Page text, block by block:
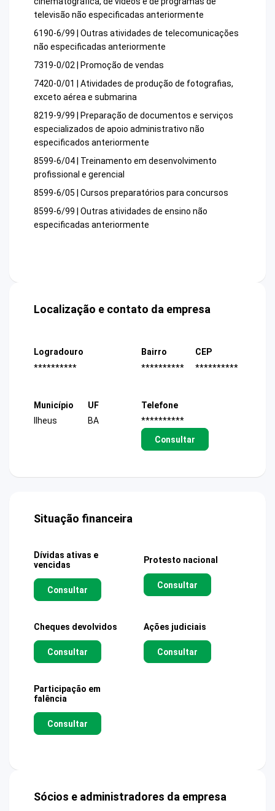
televisão não especificadas anteriormente
6190-6/99 | Outras atividades de telecomunicações
não especificadas anteriormente
7319-0/02 | Promoção de vendas
7420-0/01 | Atividades de produção de fotografias,
exceto aérea e submarina
8219-9/99 | Preparação de documentos e serviços
especializados de apoio administrativo não
especificados anteriormente
8599-6/04 | Treinamento em desenvolvimento
profissional e gerencial
8599-6/05 | Cursos preparatórios para concursos
8599-6/99 | Outras atividades de ensino não
especificadas anteriormente
Localização e contato da empresa
Logradouro
**********
Bairro
**********
CEP
**********
Município
Ilheus
UF
BA
Telefone
**********
Consultar
Situação financeira
Dívidas ativas e
vencidas
Consultar
Protesto nacional
Consultar
Cheques devolvidos
Consultar
Ações judiciais
Consultar
Participação em
falência
Consultar
Sócios e administradores da empresa